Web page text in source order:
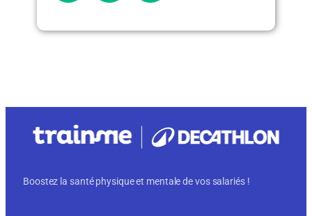
Boostez la santé physique et mentale de vos salariés !